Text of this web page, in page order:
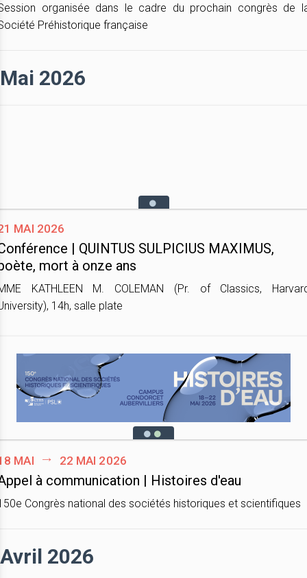
organisée dans le cadre du prochain congrès de
Préhistorique française
Mai 2026
mai 2026
| QUINTUS SULPICIUS MAXIMUS,
mort à onze ans
KATHLEEN M. COLEMAN (Pr. of Classics,
14h, salle plate
mai 22 mai 2026
à communication | Histoires d'eau
Congrès national des sociétés historiques et scientifiques
Avril 2026